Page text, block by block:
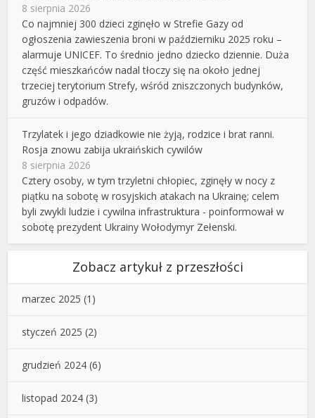
8 sierpnia 2026
Co najmniej 300 dzieci zginęło w Strefie Gazy od
ogłoszenia zawieszenia broni w październiku 2025 roku –
alarmuje UNICEF. To średnio jedno dziecko dziennie. Duża
część mieszkańców nadal tłoczy się na około jednej
trzeciej terytorium Strefy, wśród zniszczonych budynków,
gruzów i odpadów.
Trzylatek i jego dziadkowie nie żyją, rodzice i brat ranni.
Rosja znowu zabija ukraińskich cywilów
8 sierpnia 2026
Cztery osoby, w tym trzyletni chłopiec, zginęły w nocy z
piątku na sobotę w rosyjskich atakach na Ukrainę; celem
byli zwykli ludzie i cywilna infrastruktura - poinformował w
sobotę prezydent Ukrainy Wołodymyr Zełenski.
Zobacz artykuł z przeszłości
marzec 2025 (1)
styczeń 2025 (2)
grudzień 2024 (6)
listopad 2024 (3)